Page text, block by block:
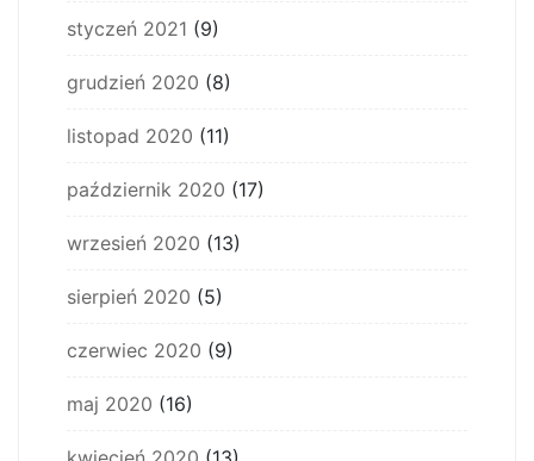
styczeń 2021 (9)
grudzień 2020 (8)
listopad 2020 (11)
październik 2020 (17)
wrzesień 2020 (13)
sierpień 2020 (5)
czerwiec 2020 (9)
maj 2020 (16)